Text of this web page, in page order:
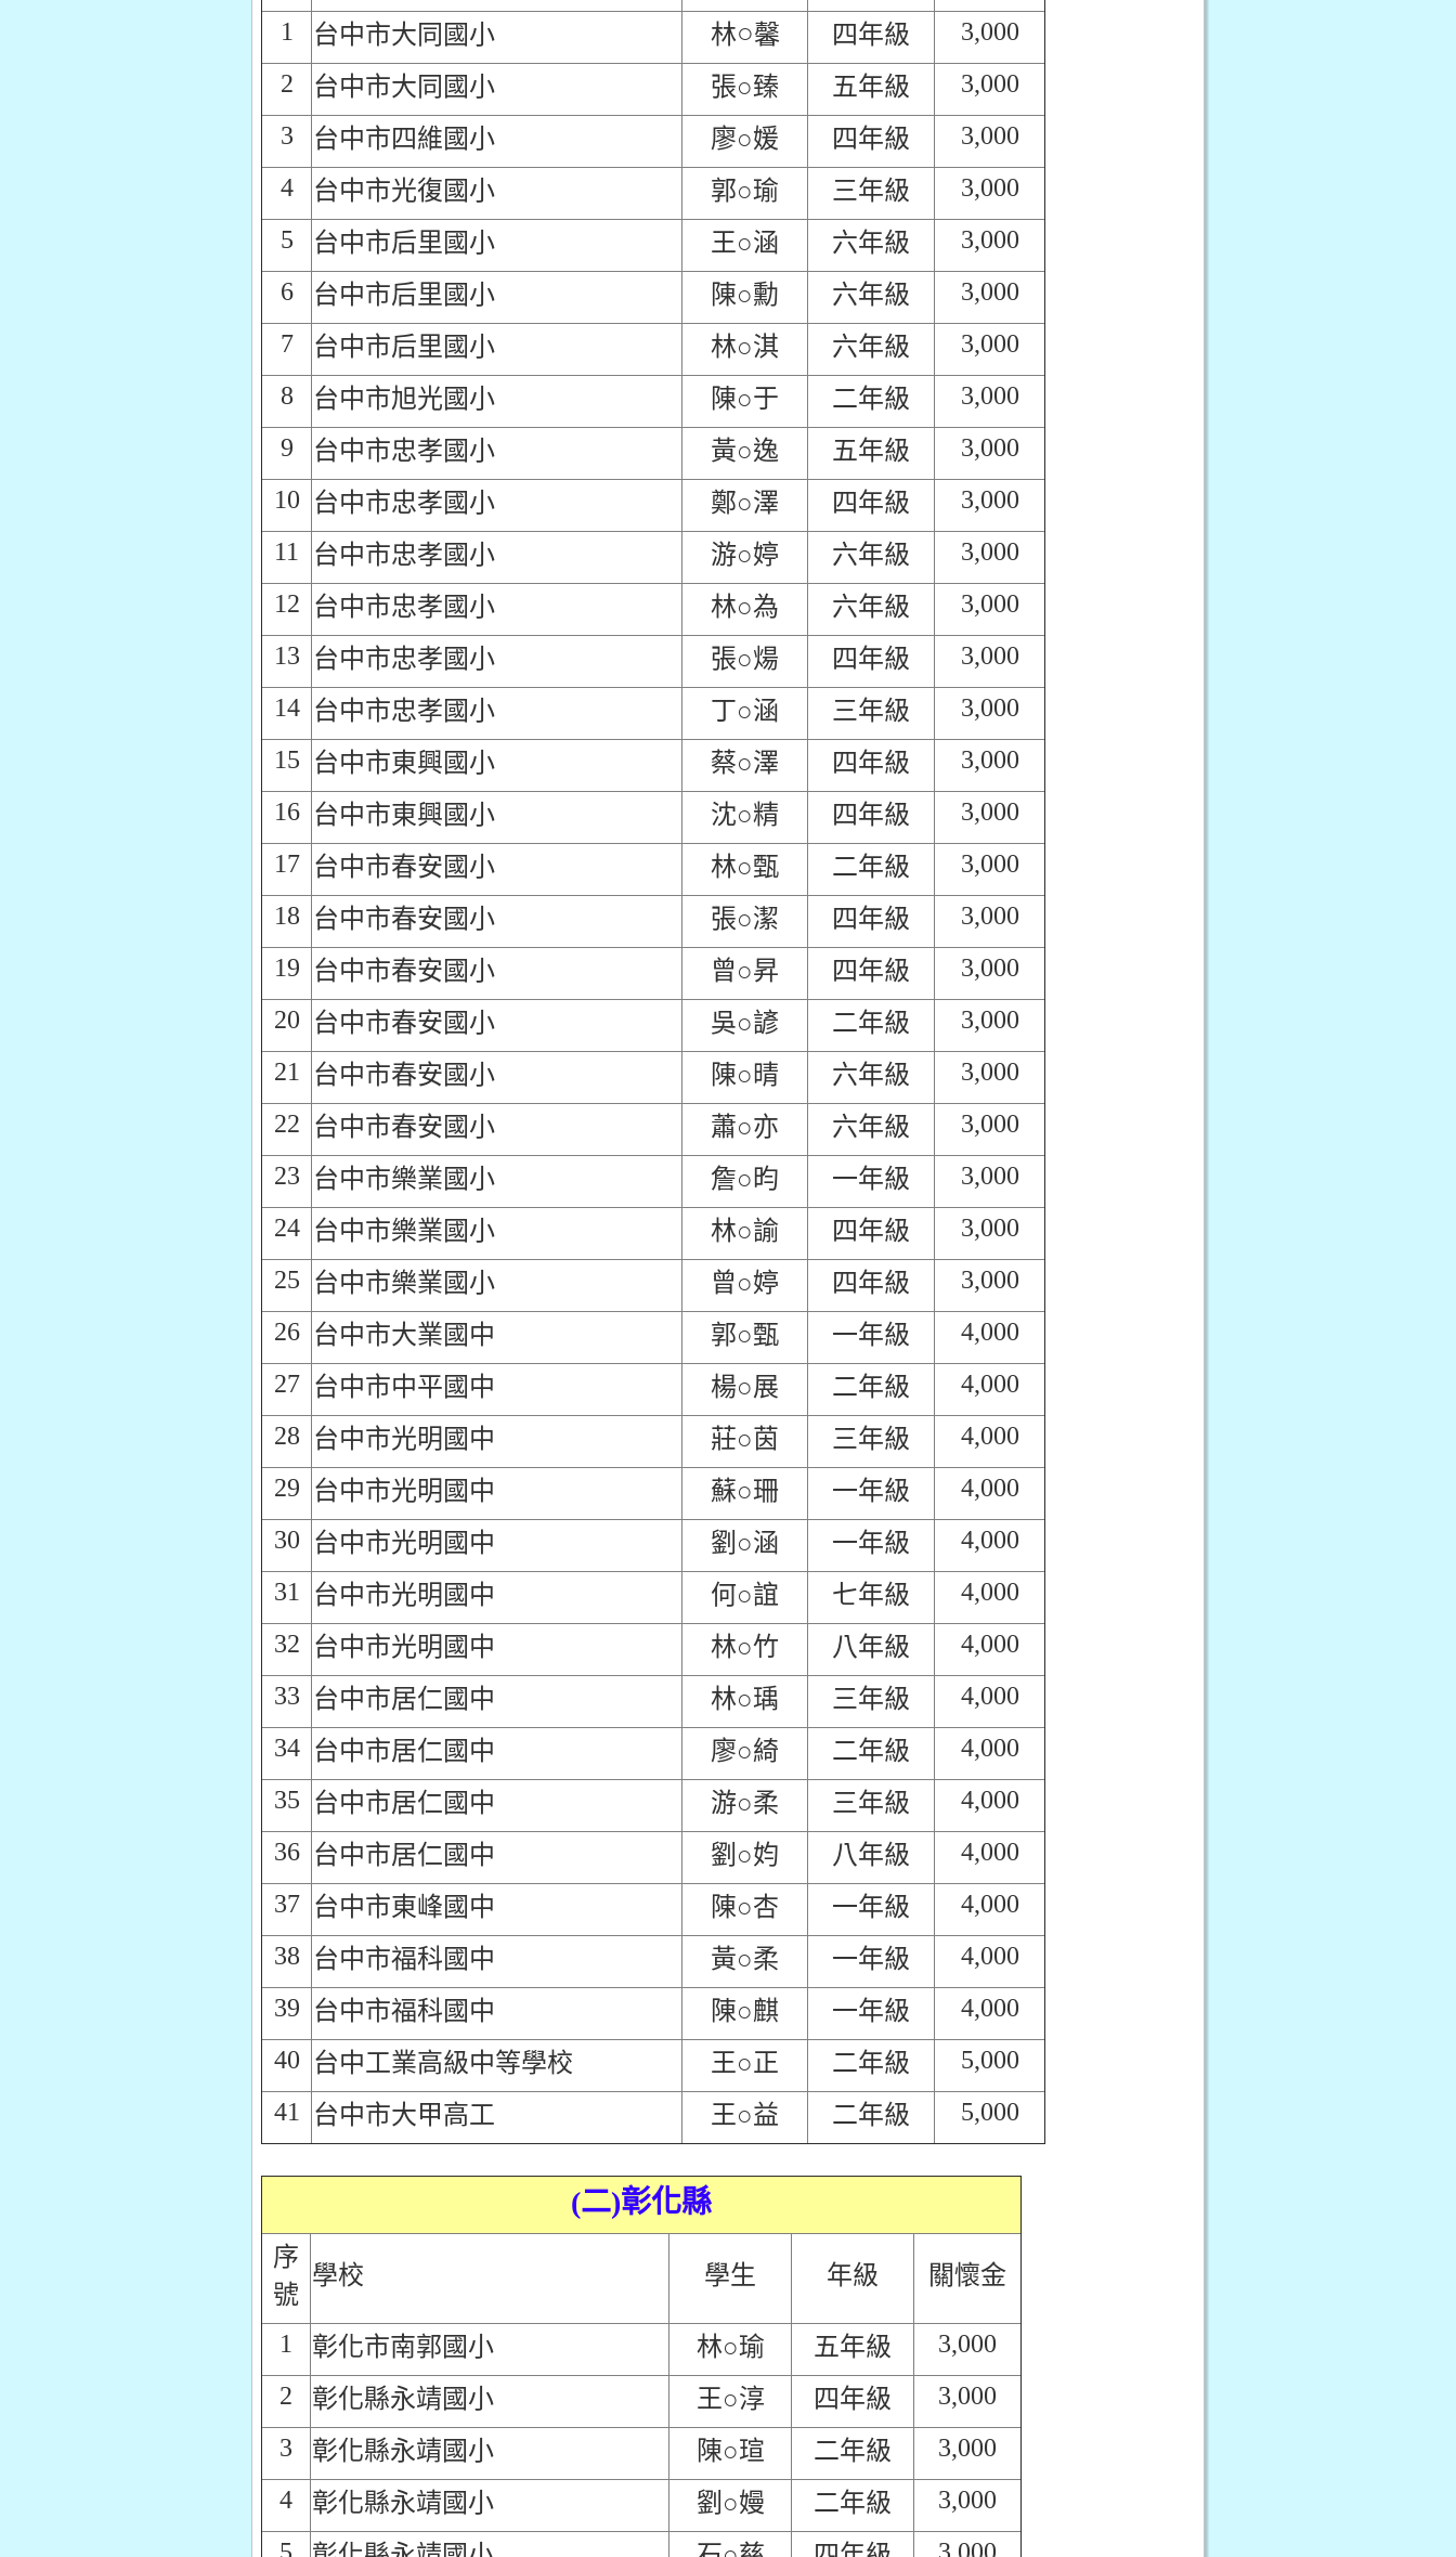
1 台中市大同國小 林○馨 四年級
3,000
2
台中市大同國小 張○臻 五年級
3,000
3
台中市四維國小 廖○媛 四年級
3,000
4
台中市光復國小 郭○瑜 三年級
3,000
5
台中市后里國小 王○涵 六年級
3,000
6
台中市后里國小 陳○勳 六年級
3,000
7
台中市后里國小 林○淇 六年級
3,000
8
台中市旭光國小 陳○于 二年級
3,000
9
台中市忠孝國小 黃○逸 五年級
3,000
10 台中市忠孝國小 鄭○澤 四年級
3,000
11
台中市忠孝國小 游○婷 六年級
3,000
12 台中市忠孝國小 林○為 六年級
3,000
13 台中市忠孝國小 張○煬 四年級
3,000
14 台中市忠孝國小 丁○涵 三年級
3,000
15 台中市東興國小 蔡○澤 四年級
3,000
16 台中市東興國小 沈○精 四年級
3,000
17 台中市春安國小 林○甄 二年級
3,000
18 台中市春安國小 張○潔 四年級
3,000
19 台中市春安國小 曾○昇 四年級
3,000
20 台中市春安國小 吳○諺 二年級
3,000
21
台中市春安國小 陳○晴 六年級
3,000
22 台中市春安國小 蕭○亦 六年級
3,000
23 台中市樂業國小 詹○昀 一年級
3,000
24 台中市樂業國小 林○諭 四年級
3,000
25 台中市樂業國小 曾○婷 四年級
3,000
26 台中市大業國中 郭○甄 一年級
4,000
27 台中市中平國中 楊○展 二年級
4,000
28 台中市光明國中 莊○茵 三年級
4,000
29 台中市光明國中 蘇○珊 一年級
4,000
30 台中市光明國中 劉○涵 一年級
4,000
31
台中市光明國中 何○誼 七年級
4,000
32 台中市光明國中 林○竹 八年級
4,000
33 台中市居仁國中 林○瑀 三年級
4,000
34 台中市居仁國中 廖○綺 二年級
4,000
35 台中市居仁國中 游○柔 三年級
4,000
36 台中市居仁國中 劉○㚬 八年級
4,000
37 台中市東峰國中 陳○杏 一年級
4,000
38 台中市福科國中 黃○柔 一年級
4,000
39 台中市福科國中 陳○麒 一年級
4,000
40 台中工業高級中等學校 王○正 二年級
5,000
41
台中市大甲高工 王○益 二年級 5,000
(二)彰化縣
序
號
學校 學生 年級 關懷金
1 彰化市南郭國小 林○瑜 五年級
3,000
2
彰化縣永靖國小 王○淳 四年級
3,000
3
彰化縣永靖國小 陳○瑄 二年級
3,000
4
彰化縣永靖國小 劉○嫚 二年級
3,000